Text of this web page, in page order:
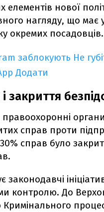
елементів нової
нагляду, що має
окремих посадовців.
заблокують Не
Додати
закриття
правоохоронні
справ проти
справ було
законодавчі
контролю. До
Кримінального